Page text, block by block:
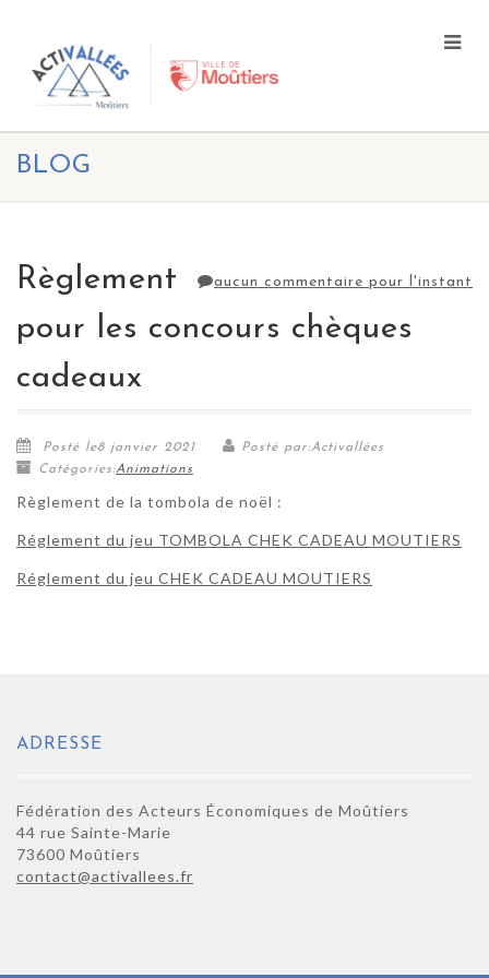
BLOG
aucun commentaire pour l'instant
Règlement
pour les concours chèques
cadeaux
Posté le8 janvier 2021
Posté par:Activallées
Catégories:Animations
Règlement de la tombola de noël :
Réglement du jeu TOMBOLA CHEK CADEAU MOUTIERS
Réglement du jeu CHEK CADEAU MOUTIERS
ADRESSE
Fédération des Acteurs Économiques de Moûtiers
44 rue Sainte-Marie
73600 Moûtiers
contact@activallees.fr